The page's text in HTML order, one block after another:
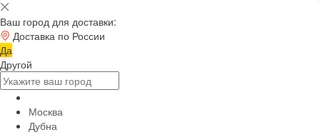
Ваш город для доставки:
Доставка по России
Да
Другой
Москва
Дубна